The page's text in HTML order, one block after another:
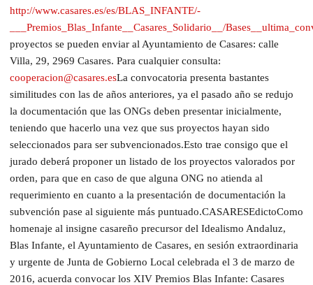
http://www.casares.es/es/BLAS_INFANTE/-
___Premios_Blas_Infante__Casares_Solidario__/
proyectos se pueden enviar al Ayuntamiento de Casares: calle
Villa, 29, 2969 Casares. Para cualquier consulta:
cooperacion@casares.esLa convocatoria presenta bastantes
similitudes con las de años anteriores, ya el pasado año se redujo
la documentación que las ONGs deben presentar inicialmente,
teniendo que hacerlo una vez que sus proyectos hayan sido
seleccionados para ser subvencionados.Esto trae consigo que el
jurado deberá proponer un listado de los proyectos valorados por
orden, para que en caso de que alguna ONG no atienda al
requerimiento en cuanto a la presentación de documentación la
subvención pase al siguiente más puntuado.CASARESEdictoComo
homenaje al insigne casareño precursor del Idealismo Andaluz,
Blas Infante, el Ayuntamiento de Casares, en sesión extraordinaria
y urgente de Junta de Gobierno Local celebrada el 3 de marzo de
2016, acuerda convocar los XIV Premios Blas Infante: Casares